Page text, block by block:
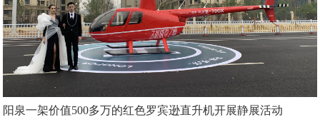
阳泉一架价值500多万的红色罗宾逊直升机开展静展活动